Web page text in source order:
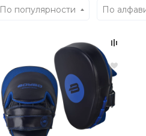
По популярности По